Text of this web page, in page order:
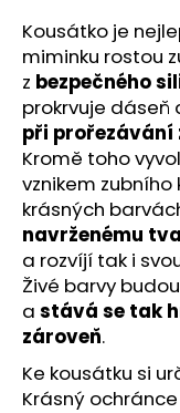
Kousátko je
miminku rostou
z bezpečného
prokrvuje dáseň
při prořezávání
Kromě toho
vznikem zubního
krásných
navrženému
a rozvíjí tak i
Živé barvy
a stává se tak
zároveň.
Ke kousátku si
Krásný
D
o
p
o
r
u
č
u
j
e
m
e